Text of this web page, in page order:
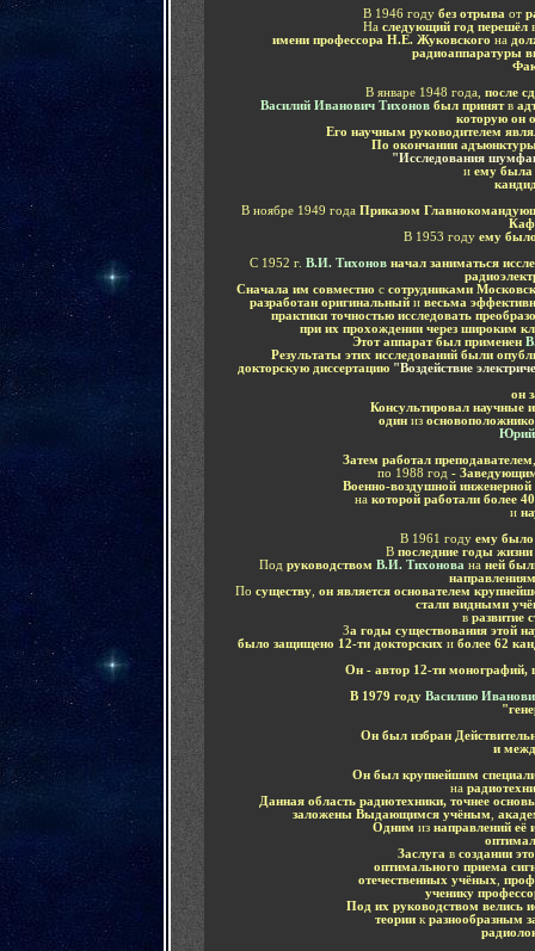
В 1946 году без отрыва от
На следующий год перешёл
имени профессора Н.Е. Жуковского на
радиоаппаратуры
В январе 1948 года,
после
Василий Иванович Тихонов был принятв
которую он
Его научным руководителем
По окончании
"Исследования
и ему была
В ноябре 1949 года Приказом
В 1953 годуему было
С 1952 г. В.И. Тихонов начал заниматься
Сначала им совместно с сотрудниками
разработан оригинальный и весьма
практики точностью исследовать
при их прохождении через широким
Этот аппарат был применен
Результаты этих исследований были
докторскую диссертацию "Воздействие
он
Консультировал научные
один из
Юрий
Затем работал преподавателем
по 1988 год -
Военно-воздушной
на которой работали более
и
В 1961 году ему было
В последние годы
Под руководством В.И. Тихонова на ней
направлениям
По существу он является основателем
стали видными
вразвитие
За годы существования этой
было защищено 12-ти докторских и более 62
Он - автор 12-ти монографий,
В 1979 году Василию
Он был избран
и
Он был крупнейшим
на
Данная область радиотехники, точнее
заложены Выдающимся учёным
Одним из направлений её
Заслуга в создании
оптимального приема
отечественных учёных
ученику
Под их руководством велись
теории к разнообразным